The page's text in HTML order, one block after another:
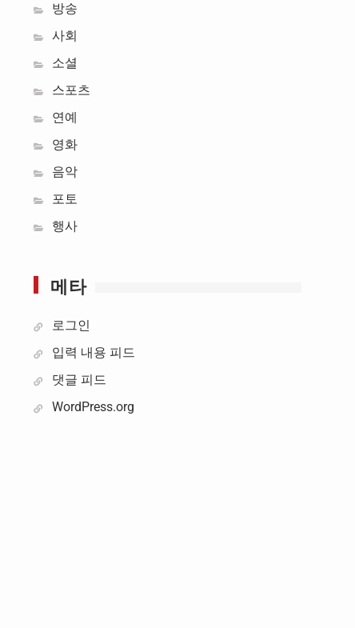
방송
사회
소셜
스포츠
연예
영화
음악
포토
행사
메타
로그인
입력 내용 피드
댓글 피드
WordPress.org